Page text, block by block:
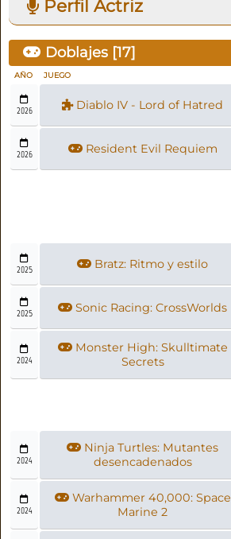
Perfil Actriz
Doblajes [17]
AÑO JUEGO
2026 Diablo IV - Lord of Hatred
2026 Resident Evil Requiem
2025 Bratz: Ritmo y estilo
2025 Sonic Racing: CrossWorlds
2024
Monster High: Skulltimate
Secrets
2024
Ninja Turtles: Mutantes
desencadenados
2024
Warhammer 40,000: Space
Marine 2